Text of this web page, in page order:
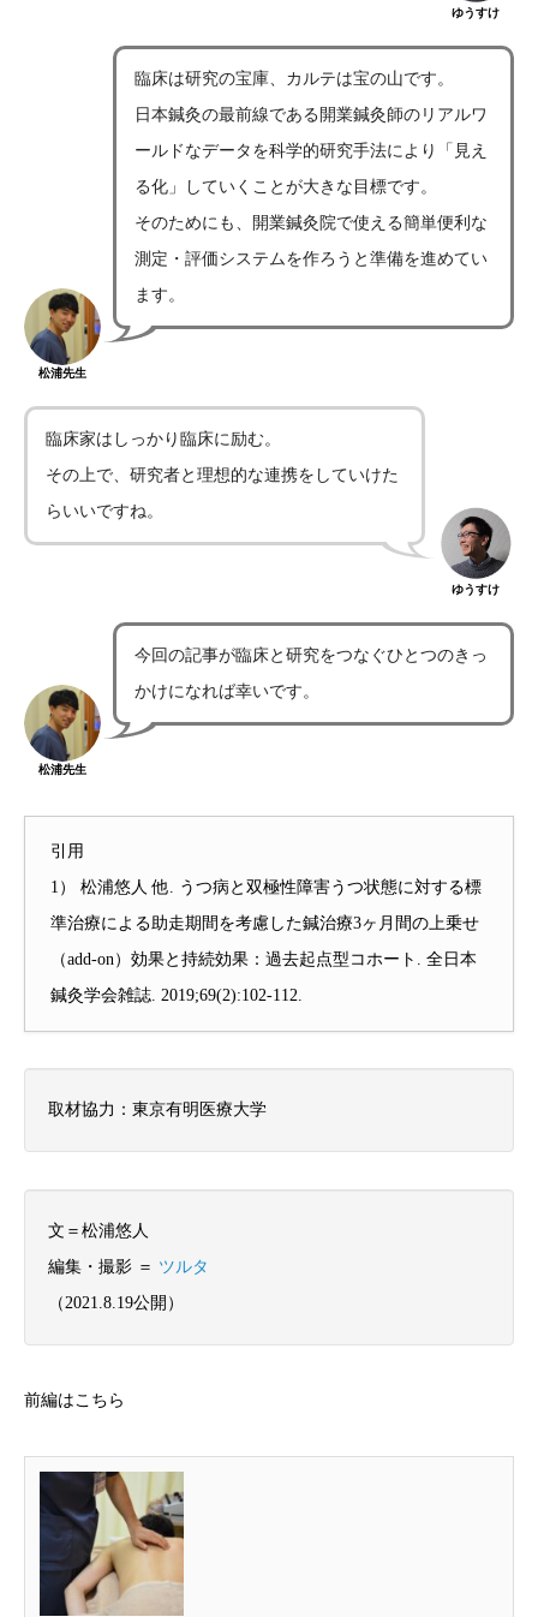
ゆうすけ
松浦先生
臨床は研究の宝庫、カルテは宝の山です。
日本鍼灸の最前線である開業鍼灸師のリアルワ
ールドなデータを科学的研究手法により「見え
る化」していくことが大きな目標です。
そのためにも、開業鍼灸院で使える簡単便利な
測定・評価システムを作ろうと準備を進めてい
ます。
臨床家はしっかり臨床に励む。
その上で、研究者と理想的な連携をしていけた
らいいですね。
ゆうすけ
松浦先生
今回の記事が臨床と研究をつなぐひとつのきっ
かけになれば幸いです。
引用
1） 松浦悠人 他. うつ病と双極性障害うつ状態に対する標
準治療による助走期間を考慮した鍼治療3ヶ月間の上乗せ
（add-on）効果と持続効果：過去起点型コホート. 全日本
鍼灸学会雑誌. 2019;69(2):102-112.
取材協力：東京有明医療大学
文＝松浦悠人
編集・撮影 ＝ ツルタ
（2021.8.19公開）
前編はこちら